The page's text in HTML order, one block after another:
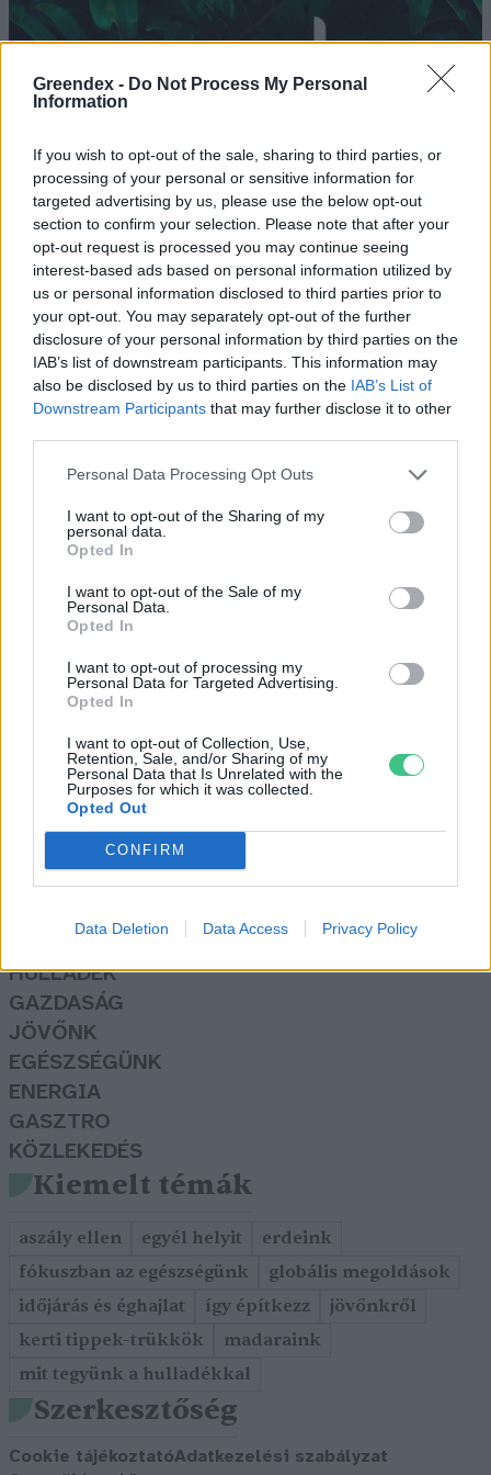
Greendex - Do Not Process My Personal
Information
If you wish to opt-out of the sale, sharing to third parties, or
processing of your personal or sensitive information for
targeted advertising by us, please use the below opt-out
section to confirm your selection. Please note that after your
opt-out request is processed you may continue seeing
interest-based ads based on personal information utilized by
us or personal information disclosed to third parties prior to
your opt-out. You may separately opt-out of the further
disclosure of your personal information by third parties on the
IAB’s list of downstream participants. This information may
also be disclosed by us to third parties on the IAB’s List of
Downstream Participants that may further disclose it to other
Personal Data Processing Opt Outs
I want to opt-out of the Sharing of my
personal data.
Opted In
I want to opt-out of the Sale of my
Personal Data.
Opted In
I want to opt-out of processing my
Personal Data for Targeted Advertising.
Opted In
I want to opt-out of Collection, Use,
Retention, Sale, and/or Sharing of my
Personal Data that Is Unrelated with the
Purposes for which it was collected.
Opted Out
CONFIRM
Data Deletion Data Access Privacy Policy
30 fehér orrszarvút költöztettek
el a faj történetének legnagyobb
áttelepítése során
évek óta tartó hanyatlás után újra
virágzásnak indult
emlősök?
Greendex szemle
Rovatok
HULLADÉK
GAZDASÁG
JÖVŐNK
EGÉSZSÉGÜNK
ENERGIA
GASZTRO
KÖZLEKEDÉS
Kiemelt témák
aszály ellen egyél helyit
erdeink
fókuszban az egészségünk
globális megoldások
időjárás és éghajlat
így építkezz
jövőnkről
kerti tippek-trükkök
madaraink
mit tegyünk a hulladékkal
Szerkesztőség
Cookie tájékoztatóAdatkezelési szabályzat